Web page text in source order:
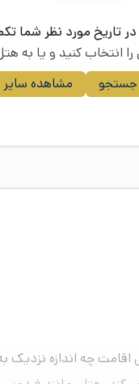
در تاریخ مورد نظر شما
را انتخاب کنید و یا به
جستجو
مشاهده
چه اندازه نزدیک به